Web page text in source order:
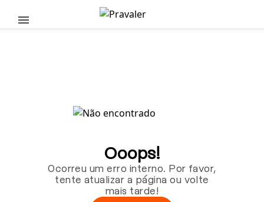
Pular para o conteúdo principal
Ooops!
Ocorreu um erro interno. Por favor,
tente atualizar a página ou volte
mais tarde!